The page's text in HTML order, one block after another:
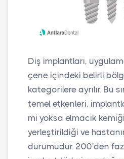
Diş implantları,
çene içindeki belirli
kategorilere ayrılır. Bu
temel etkenleri,
mi yoksa elmacık
yerleştirildiği ve
durumudur. 200'den